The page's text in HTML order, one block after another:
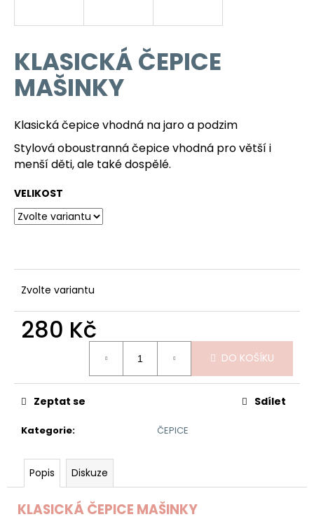
KLASICKÁ ČEPICE
MAŠINKY
Klasická čepice vhodná na jaro a podzim
Stylová oboustranná čepice vhodná pro větší i
menší děti, ale také dospělé.
VELIKOST
Zvolte variantu
280 Kč
DO KOŠÍKU
Kategorie: ČEPICE
Zeptat se Sdílet
Popis Diskuze
KLASICKÁ ČEPICE MAŠINKY
í
t
?
HLEDAT
D
o
č
u
e
DĚTSKÉ
BAGGY
BERUŠKA
370
Kč